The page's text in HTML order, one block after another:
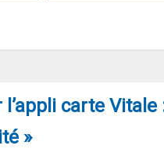
carte Vitale
»